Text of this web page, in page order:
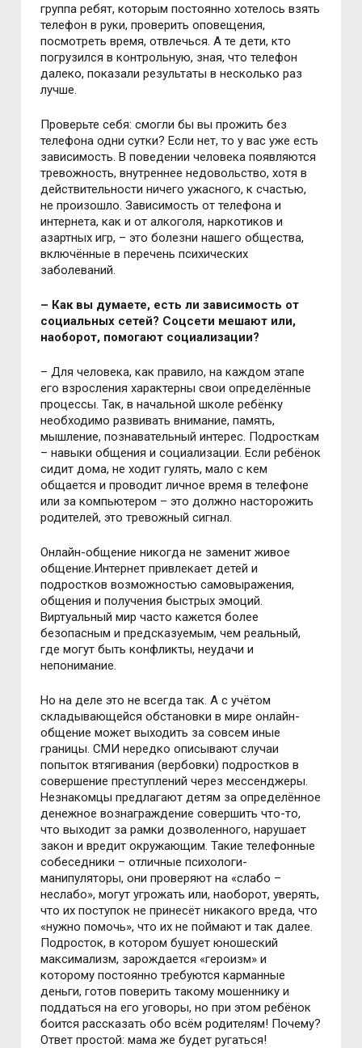
группа ребят, которым постоянно хотелось взять
телефон в руки, проверить оповещения,
посмотреть время, отвлечься. А те дети, кто
погрузился в контрольную, зная, что телефон
далеко, показали результаты в несколько раз
лучше.
Проверьте себя: смогли бы вы прожить без
телефона одни сутки? Если нет, то у вас уже есть
зависимость. В поведении человека появляются
тревожность, внутреннее недовольство, хотя в
действительности ничего ужасного, к счастью,
не произошло. Зависимость от телефона и
интернета, как и от алкоголя, наркотиков и
азартных игр, – это болезни нашего общества,
включённые в перечень психических
заболеваний.
– Как вы думаете, есть ли зависимость от
социальных сетей? Соцсети мешают или,
наоборот, помогают социализации?
– Для человека, как правило, на каждом этапе
его взросления характерны свои определённые
процессы. Так, в начальной школе ребёнку
необходимо развивать внимание, память,
мышление, познавательный интерес. Подросткам
– навыки общения и социализации. Если ребёнок
сидит дома, не ходит гулять, мало с кем
общается и проводит личное время в телефоне
или за компьютером – это должно насторожить
родителей, это тревожный сигнал.
Онлайн-общение никогда не заменит живое
общение.Интернет привлекает детей и
подростков возможностью самовыражения,
общения и получения быстрых эмоций.
Виртуальный мир часто кажется более
безопасным и предсказуемым, чем реальный,
где могут быть конфликты, неудачи и
непонимание.
Но на деле это не всегда так. А с учётом
складывающейся обстановки в мире онлайн-
общение может выходить за совсем иные
границы. СМИ нередко описывают случаи
попыток втягивания (вербовки) подростков в
совершение преступлений через мессенджеры.
Незнакомцы предлагают детям за определённое
денежное вознаграждение совершить что-то,
что выходит за рамки дозволенного, нарушает
закон и вредит окружающим. Такие телефонные
собеседники – отличные психологи-
манипуляторы, они проверяют на «слабо –
неслабо», могут угрожать или, наоборот, уверять,
что их поступок не принесёт никакого вреда, что
«нужно помочь», что их не поймают и так далее.
Подросток, в котором бушует юношеский
максимализм, зарождается «героизм» и
которому постоянно требуются карманные
деньги, готов поверить такому мошеннику и
поддаться на его уговоры, но при этом ребёнок
боится рассказать обо всём родителям! Почему?
Ответ простой: мама же будет ругаться!